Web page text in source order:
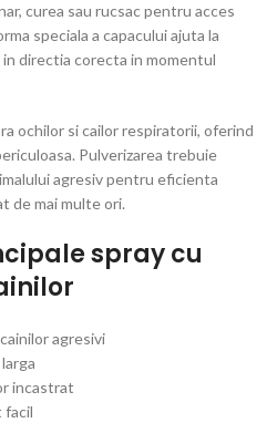
curea sau rucsac pentru acces
speciala a capacului ajuta la
directia corecta in momentul
ochilor si cailor respiratorii, oferind
Pulverizarea trebuie
agresiv pentru eficienta
de mai multe ori.
spray cu
agresivi
incastrat
facil